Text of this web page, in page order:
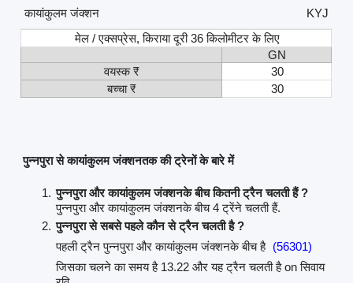
कायांकुलम जंक्शन
KYJ
मेल / एक्सप्रेस, किराया दूरी 36 किलोमीटर के लिए
GN
वयस्क ₹
30
बच्चा ₹
30
पुन्नपुरा से कायांकुलम जंक्शनतक की ट्रेनों के बारे में
पुन्नपुरा और कायांकुलम जंक्शनके बीच कितनी ट्रैन चलती हैं ?
पुन्नपुरा और कायांकुलम जंक्शनके बीच 4 ट्रेंने चलती हैं.
पुन्नपुरा से सबसे पहले कौन से ट्रैन चलती है ?
पहली ट्रैन पुन्नपुरा और कायांकुलम जंक्शनके बीच है (56301)
जिसका चलने का समय है 13.22 और यह ट्रैन चलती है on सिवाय